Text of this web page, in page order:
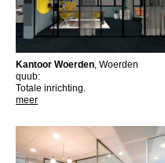
Kantoor Woerden, Woerden
quub:
Totale inrichting.
meer